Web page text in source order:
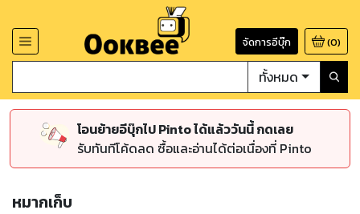
จัดการอีบุ๊ก (0)
ทั้งหมด
โอนย้ายอีบุ๊กไป Pinto ได้แล้ววันนี้ กดเลย
รับทันทีโค้ดลด ซื้อและอ่านได้ต่อเนื่องที่ Pinto
หมากเก็บ